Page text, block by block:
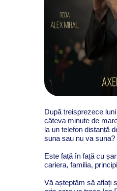
După treisprezece
câteva minute de
la un telefon distanță
suna sau nu va suna?
Este față în față cu
cariera, familia,
Vă așteptăm să aflați